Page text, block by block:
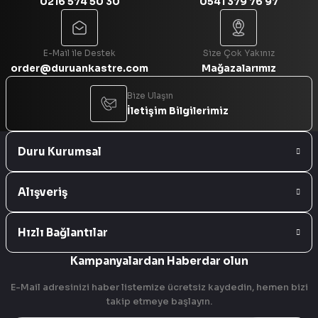
E-Mail ile Destek
order@duruankastre.com
Size Çok Yakınız
Mağazalarımız
Bize Ulaşın
İletişim Bilgilerimiz
Duru Kurumsal
Alışveriş
Hızlı Bağlantılar
Kampanyalardan Haberdar olun
E-Mail adresinizi haber listemize ücretsiz kaydedin, hemen bizi
takip etmeye başlayın.